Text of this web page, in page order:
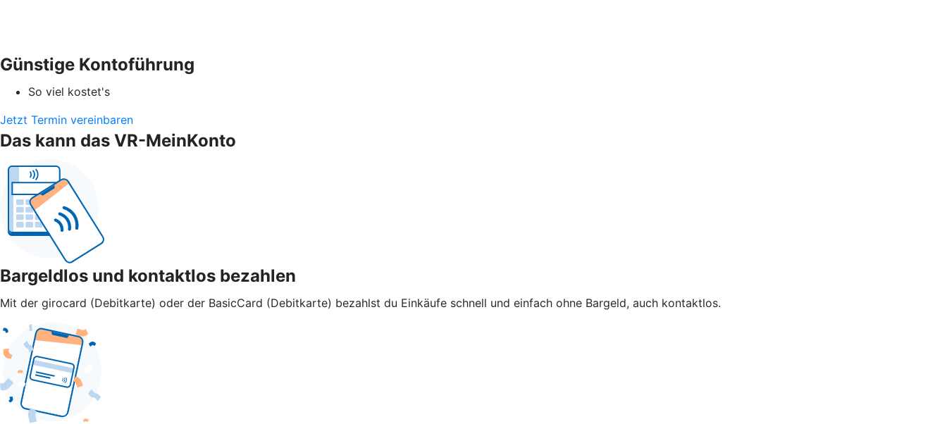
Günstige Kontoführung
So viel kostet's
Jetzt Termin vereinbaren
Das kann das VR-MeinKonto
Bargeldlos und kontaktlos bezahlen
Mit der girocard (Debitkarte) oder der BasicCard (Debitkarte) bezahlst du Einkäufe schnell und einfach ohne Bargeld, auch kontaktlos.